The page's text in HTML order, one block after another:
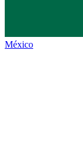
México